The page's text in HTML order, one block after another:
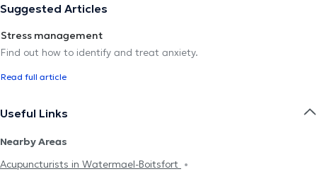
Suggested Articles
Stress management
Find out how to identify and treat anxiety.
Read full article
Useful Links
Nearby Areas
Acupuncturists in Watermael-Boitsfort